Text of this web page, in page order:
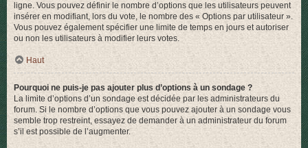
ligne. Vous pouvez définir le nombre d’options que les utilisateurs peuvent
insérer en modifiant, lors du vote, le nombre des « Options par utilisateur ».
Vous pouvez également spécifier une limite de temps en jours et autoriser
ou non les utilisateurs à modifier leurs votes.
Haut
Pourquoi ne puis-je pas ajouter plus d’options à un sondage ?
La limite d’options d’un sondage est décidée par les administrateurs du
forum. Si le nombre d’options que vous pouvez ajouter à un sondage vous
semble trop restreint, essayez de demander à un administrateur du forum
s’il est possible de l’augmenter.